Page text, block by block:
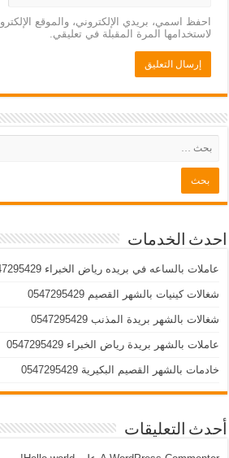
احفظ اسمي، بريدي الإلكتروني، والموقع
لاستخدامها المرة المقبلة في تعليقي.
احدث الخدمات
عاملات بالساعه في بريده رياض الخبراء 0547295429
شغالات كينيات بالشهر القصيم 0547295429
شغالات بالشهر بريدة المذنب 0547295429
عاملات بالشهر بريدة رياض الخبراء 0547295429
خادمات بالشهر القصيم البكيرية 0547295429
أحدث التعليقات